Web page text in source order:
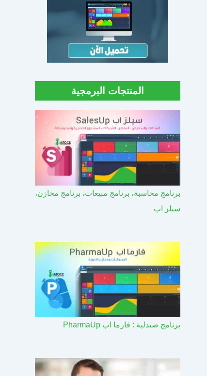
المنتجات البرمجية
برنامج محاسبة، برنامج مبيعات، برنامج مخازن،
سيلز اب
برنامج صيدلية : فارما اب PharmaUp​